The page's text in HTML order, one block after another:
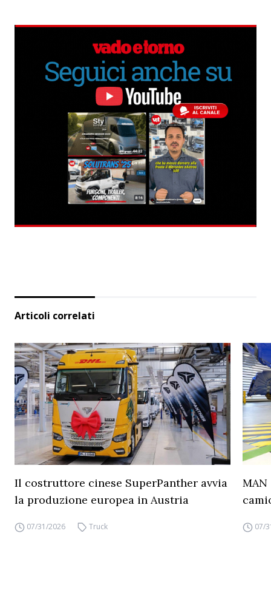
Articoli correlati
Il costruttore cinese SuperPanther avvia
la produzione europea in Austria
07/31/2026 Truck 07/